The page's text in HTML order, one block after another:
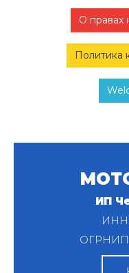
О правах
Политика
ИП
ИНН:
ОГРНИП: